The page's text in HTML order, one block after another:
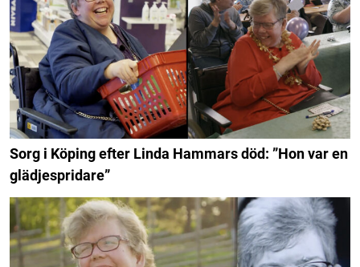
Sorg i Köping efter Linda Hammars död: ”Hon var en
glädjespridare”